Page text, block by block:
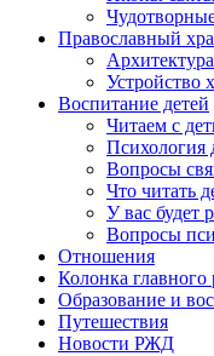
Православный
Устройство
Воспитание детей
Читаем с
Психология
Вопросы
Что читать
У вас будет
Вопросы
Отношения
Колонка главного
Образование и
Путешествия
Новости РЖД